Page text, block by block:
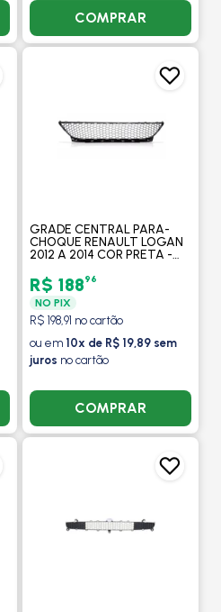
COMPRAR
GRADE CENTRAL PARA-
CHOQUE RENAULT LOGAN
2012 A 2014 COR PRETA -
R$ 18896
NO PIX
R$ 198,91 no cartão
ou em 10x de R$ 19,89 sem
juros no cartão
COMPRAR